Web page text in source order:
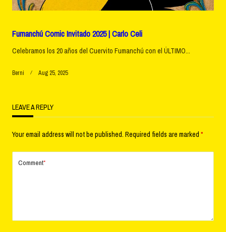
Fumanchú Comic Invitado 2025 | Carlo Celi
Celebramos los 20 años del Cuervito Fumanchú con el ÚLTIMO...
Berni Aug 25, 2025
LEAVE A REPLY
Your email address will not be published. Required fields are marked *
Comment*